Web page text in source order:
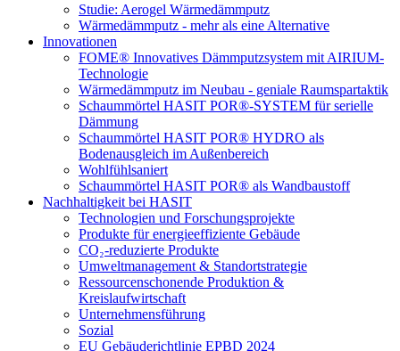
Studie: Aerogel Wärmedämmputz
Wärmedämmputz - mehr als eine Alternative
Innovationen
FOME® Innovatives Dämmputzsystem mit AIRIUM-
Technologie
Wärmedämmputz im Neubau - geniale Raumspartaktik
Schaummörtel HASIT POR®-SYSTEM für serielle
Dämmung
Schaummörtel HASIT POR® HYDRO als
Bodenausgleich im Außenbereich
Wohlfühlsaniert
Schaummörtel HASIT POR® als Wandbaustoff
Nachhaltigkeit bei HASIT
Technologien und Forschungsprojekte
Produkte für energieeffiziente Gebäude
CO₂-reduzierte Produkte
Umweltmanagement & Standortstrategie
Ressourcenschonende Produktion &
Kreislaufwirtschaft
Unternehmensführung
Sozial
EU Gebäuderichtlinie EPBD 2024